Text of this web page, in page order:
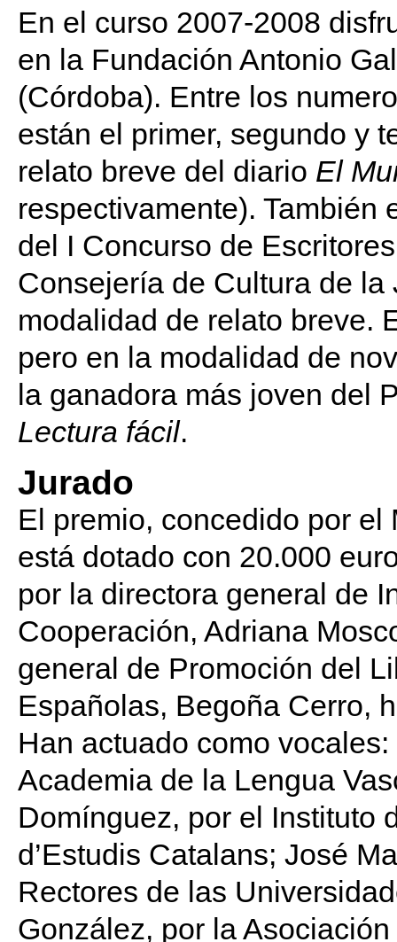
En el curso 2007-2008
en la Fundación Antonio
(Córdoba). Entre los
están el primer, segundo y
relato breve del diario El
respectivamente). También
del I Concurso de
Consejería de Cultura de
modalidad de relato breve.
pero en la modalidad de
la ganadora más joven del
Lectura fácil.
Jurado
El premio, concedido por
está dotado con 20.000
por la directora general de
Cooperación, Adriana
general de Promoción del
Españolas, Begoña Cerro,
Han actuado como
Academia de la Lengua
Domínguez, por el Instituto
d’Estudis Catalans; José
Rectores de las
González, por la